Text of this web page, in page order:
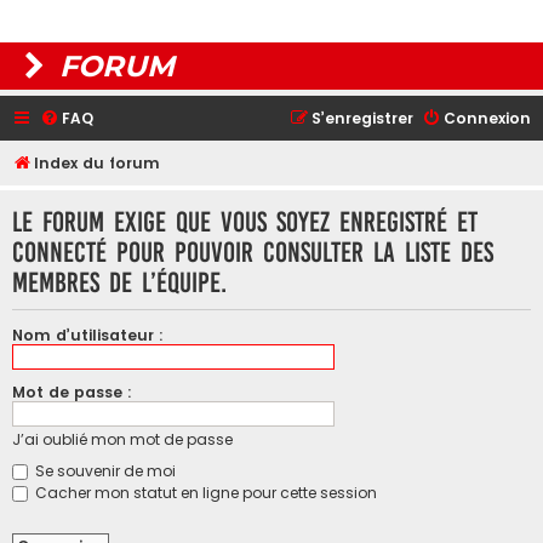
FORUM
FAQ Connexion
S’enregistrer
Index du forum
Le forum exige que vous soyez enregistré et
connecté pour pouvoir consulter la liste des
membres de l’équipe.
Nom d’utilisateur :
Mot de passe :
J’ai oublié mon mot de passe
Se souvenir de moi
Cacher mon statut en ligne pour cette session